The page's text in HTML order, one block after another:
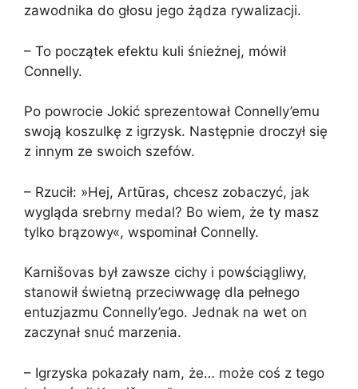
zawodnika do głosu jego żądza rywalizacji.
– To początek efektu kuli śnieżnej, mówił
Connelly.
Po powrocie Jokić sprezentował Connelly’emu
swoją koszulkę z igrzysk. Następnie droczył się
z innym ze swoich szefów.
– Rzucił: »Hej, Artūras, chcesz zobaczyć, jak
wygląda srebrny medal? Bo wiem, że ty masz
tylko brązowy«, wspominał Connelly.
Karnišovas był zawsze cichy i powściągliwy,
stanowił świetną przeciwwagę dla pełnego
entuzjazmu Connelly’ego. Jednak na wet on
zaczynał snuć marzenia.
– Igrzyska pokazały nam, że… może coś z tego